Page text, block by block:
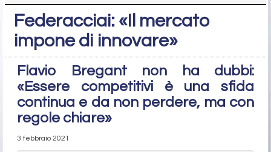
Federacciai: «Il mercato
impone di innovare»
Flavio Bregant non ha dubbi:
«Essere competitivi è una sfida
continua e da non perdere, ma con
regole chiare»
3 febbraio 2021